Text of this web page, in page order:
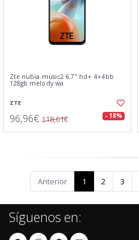
Zte nubia music2 6.7" hd+ 4+4bb
128gb melody wa
ZTE
96,96€ 118,61€ - 18%
Anterior 1 2 3
Síguenos en: